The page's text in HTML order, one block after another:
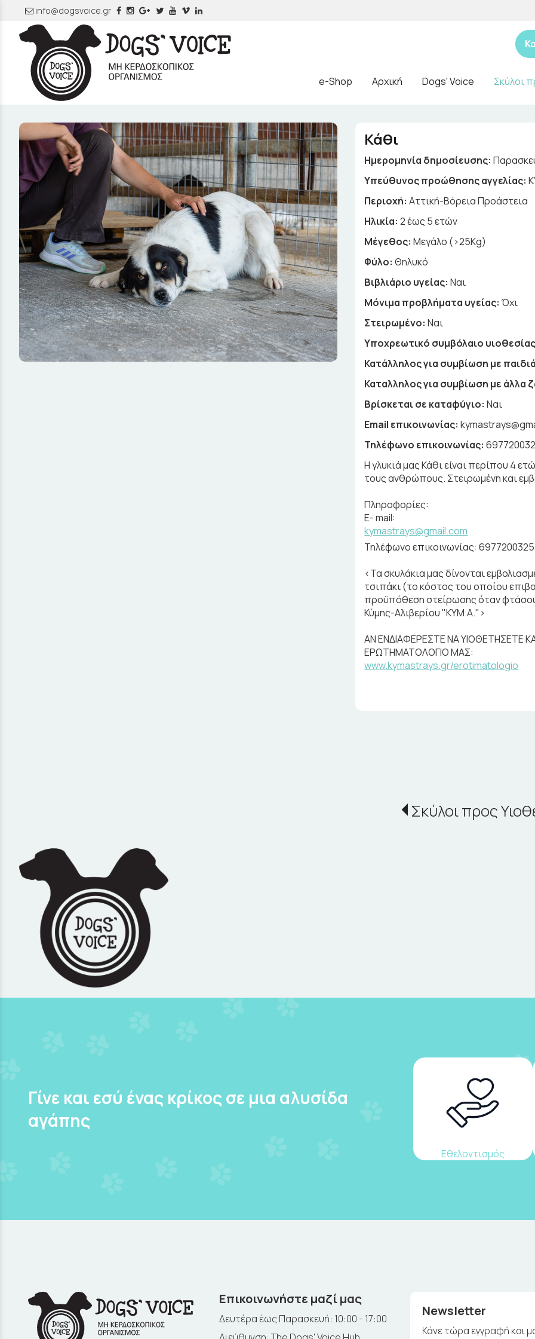
info@dogsvoice.gr
e-Shop Αρχική Dogs' Voice Σκύλοι
Κάθι
Ημερομηνία δημοσίευσης:
Yπεύθυνος προώθησης αγγελίας:
Περιοχή:Αττική-Βόρεια Προάστεια
Ηλικία:2 έως 5 ετών
Μέγεθος:Μεγάλο (>25Kg)
Φύλο:Θηλυκό
Βιβλιάριο υγείας: Ναι
Μόνιμα προβλήματα υγείας: Όχι
Στειρωμένο: Ναι
Υποχρεωτικό συμβόλαιο
Κατάλληλος για συμβίωση με
Καταλληλος για συμβίωση με άλλα
Βρίσκεται σε καταφύγιο: Ναι
Email επικοινωνίας:
Τηλέφωνο επικοινωνίας:
Η γλυκιά μας Κάθι είναι περίπου 4
τους ανθρώπους. Στειρωμένη και
Πληροφορίες:
E- mail:
kymastrays@gmail.com
Τηλέφωνο επικοινωνίας: 6977200325
<Τα σκυλάκια μας δίνονται
τσιπάκι (το κόστος του οποίου
προϋπόθεση στείρωσης όταν
Κύμης-Αλιβερίου "ΚΥΜ.Α.">
ΑΝ ΕΝΔΙΑΦΕΡΕΣΤΕ ΝΑ ΥΙΟΘΕΤΗΣΕΤΕ
ΕΡΩΤΗΜΑΤΟΛΟΓΙΟ ΜΑΣ:
www.kymastrays.gr/erotimatologio
Σκύλοι προς
Γίνε και εσύ ένας κρίκος σε μια αλυσίδα
αγάπης
Εθελοντισμός
Επικοινωνήστε μαζί μας
Δευτέρα έως Παρασκευή: 10:00 - 17:00
Newsletter
Κάνε τώρα εγγραφή και